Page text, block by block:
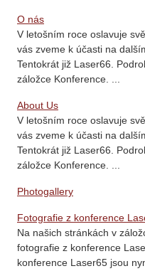
O nás
V letošním roce oslavuje
vás zveme k účasti na
Tentokrát již Laser66.
záložce Konference. ...
About Us
V letošním roce oslavuje
vás zveme k účasti na
Tentokrát již Laser66.
záložce Konference. ...
Photogallery
Fotografie z konference
Na našich stránkách v
fotografie z konference
konference Laser65 jsou